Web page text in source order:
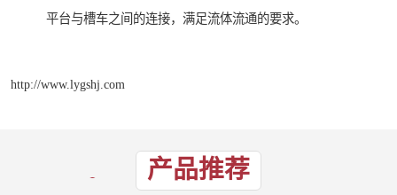
平台与槽车之间的连接，满足流体流通的要求。
http://www.lygshj.com
产品推荐